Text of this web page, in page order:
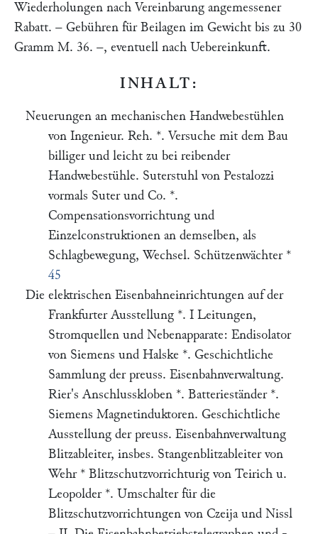
Wiederholungen nach Vereinbarung angemessener
Rabatt. – Gebühren für Beilagen im Gewicht bis zu 30
Gramm M. 36. –, eventuell nach Uebereinkunft.
INHALT:
Neuerungen an mechanischen Handwebestühlen
von Ingenieur. Reh. *. Versuche mit dem Bau
billiger und leicht zu bei reibender
Handwebestühle. Suterstuhl von Pestalozzi
vormals Suter und Co. *.
Compensationsvorrichtung und
Einzelconstruktionen an demselben, als
Schlagbewegung, Wechsel. Schützenwächter *
45
Die elektrischen Eisenbahneinrichtungen auf der
Frankfurter Ausstellung *. I Leitungen,
Stromquellen und Nebenapparate: Endisolator
von Siemens und Halske *. Geschichtliche
Sammlung der preuss. Eisenbahnverwaltung.
Rier's Anschlusskloben *. Batterieständer *.
Siemens Magnetinduktoren. Geschichtliche
Ausstellung der preuss. Eisenbahnverwaltung
Blitzableiter, insbes. Stangenblitzableiter von
Wehr * Blitzschutzvorrichturig von Teirich u.
Leopolder *. Umschalter für die
Blitzschutzvorrichtungen von Czeija und Nissl